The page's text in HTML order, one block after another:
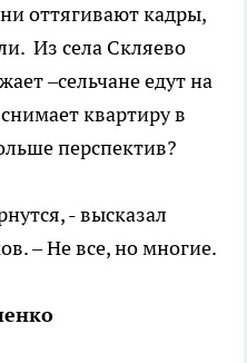
оттягивают кадры,
Из села Скляево
–сельчане едут на
квартиру в
перспектив?
- высказал
– Не все, но многие.